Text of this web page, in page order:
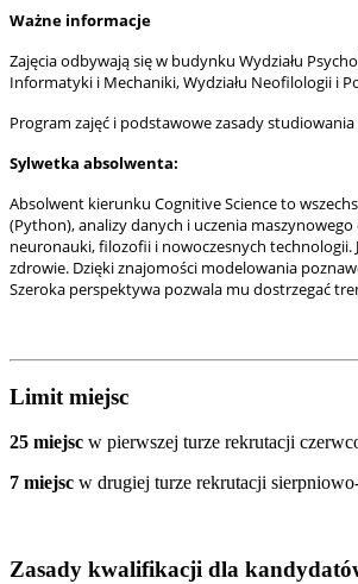
Ważne informacje
Zajęcia odbywają się w budynku Wydziału
Informatyki i Mechaniki, Wydziału Neofilologii i
Program zajęć i podstawowe zasady
Sylwetka absolwenta:
Absolwent kierunku Cognitive Science to
(Python), analizy danych i uczenia
neuronauki, filozofii i nowoczesnych technologii.
zdrowie. Dzięki znajomości modelowania
Szeroka perspektywa pozwala mu dostrzegać
Limit miejsc
25 miejsc w pierwszej turze rekrutacji
7 miejsc w drugiej turze rekrutacji
Zasady kwalifikacji dla